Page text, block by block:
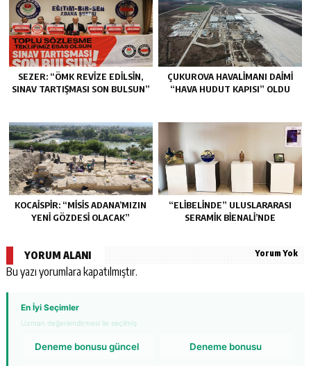
SEZER: “ÖMK REVİZE EDİLSİN,
SINAV TARTIŞMASI SON BULSUN”
ÇUKUROVA HAVALİMANI DAİMİ
“HAVA HUDUT KAPISI” OLDU
KOCAİSPİR: “MİSİS ADANA’MIZIN
YENİ GÖZDESİ OLACAK”
“ELIBELINDE” ULUSLARARASI
SERAMIK BIENALI’NDE
YORUM ALANI Yorum Yok
Bu yazı yorumlara kapatılmıştır.
En İyi Seçimler
Uzman değerlendirmesi ile seçilmiş
Deneme bonusu güncel Deneme bonusu